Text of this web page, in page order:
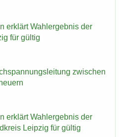
er­klärt Wahl­er­geb­nis der
für gül­tig
zwi­schen
er­klärt Wahl­er­geb­nis der
Leip­zig für gül­tig